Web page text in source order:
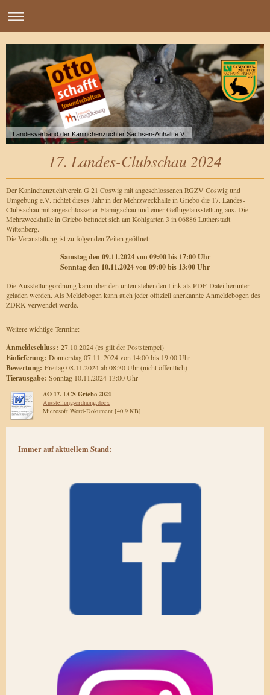
Landesverband der Kaninchenzüchter Sachsen-Anhalt e.V.
17. Landes-Clubschau 2024
Der Kaninchenzuchtverein G 21 Coswig mit angeschlossenen RGZV Coswig und
Umgebung e.V. richtet dieses Jahr in der Mehrzweckhalle in Griebo die 17. Landes-
Clubsschau mit angeschlossener Flämigschau und einer Geflügelausstellung aus. Die
Mehrzweckhalle in Griebo befindet sich am Kohlgarten 3 in 06886 Lutherstadt
Wittenberg.
Die Veranstaltung ist zu folgenden Zeiten geöffnet:
Samstag den 09.11.2024 von 09:00 bis 17:00 Uhr
Sonntag den 10.11.2024 von 09:00 bis 13:00 Uhr
Die Ausstellungordnung kann über den unten stehenden Link als PDF-Datei herunter
geladen werden. Als Meldebogen kann auch jeder offiziell anerkannte Anmeldebogen des
ZDRK verwendet werde.
Weitere wichtige Termine:
Anmeldeschluss: 27.10.2024 (es gilt der Poststempel)
Einlieferung: Donnerstag 07.11. 2024 von 14:00 bis 19:00 Uhr
Bewertung: Freitag 08.11.2024 ab 08:30 Uhr (nicht öffentlich)
Tierausgabe: Sonntag 10.11.2024 13:00 Uhr
AO 17. LCS Griebo 2024
Ausstellungsordnung.docx
Microsoft Word-Dokument [40.9 KB]
Immer auf aktuellem Stand: